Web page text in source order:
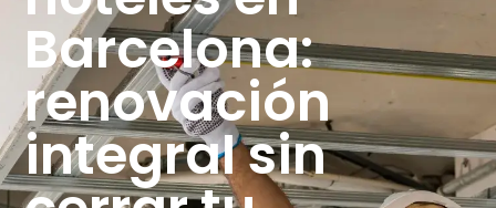
Barcelona:
renovación
integral sin